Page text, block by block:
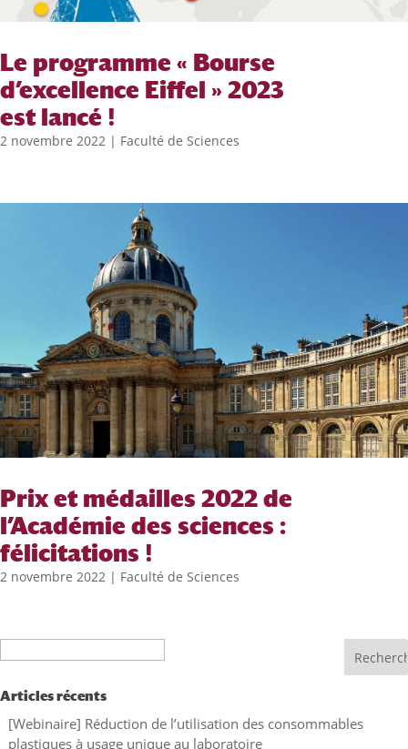
Le programme « Bourse
d’excellence Eiffel » 2023
est lancé !
2 novembre 2022 | Faculté de Sciences
Prix et médailles 2022 de
l’Académie des sciences :
félicitations !
2 novembre 2022 | Faculté de Sciences
Articles récents
[Webinaire] Réduction de l’utilisation des consommables
plastiques à usage unique au laboratoire